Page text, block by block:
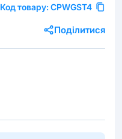
Код товару: CPWGST4
Поділитися